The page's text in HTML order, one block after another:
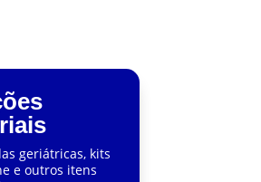
geriátricas, kits
e outros itens